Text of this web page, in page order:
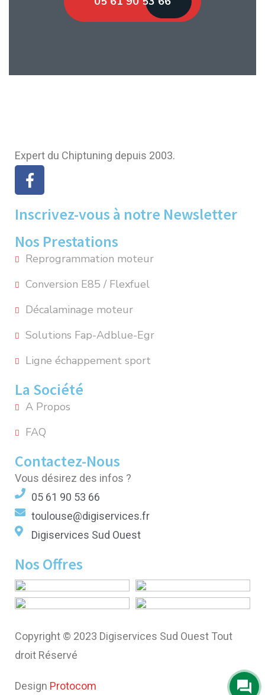
Expert du Chiptuning depuis 2003.
Inscrivez-vous à notre Newsletter
Nos Prestations
Reprogrammation moteur
Conversion E85 / Flexfuel
Décalaminage moteur
Solutions Fap-Adblue-Egr
Ligne échappement sport
La Société
A Propos
FAQ
Contactez-Nous
Vous désirez des infos ?
05 61 90 53 66
toulouse@digiservices.fr
Digiservices Sud Ouest
Nos Offres
Copyright © 2023 Digiservices Sud Ouest Tout
droit Réservé
Design Protocom